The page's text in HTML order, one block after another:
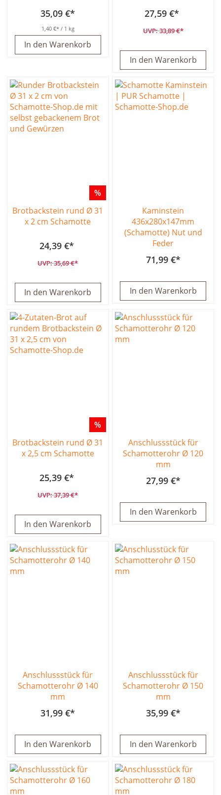
35,09 €
1,40 € / 1 kg
In den Warenkorb
27,59 €
33,89 €
In den Warenkorb
%
Brotbackstein rund Ø 31
x 2 cm Schamotte
24,39 €
35,69 €
In den Warenkorb
Kaminstein
436x280x147mm
(Schamotte) Nut und
Feder
71,99 €
In den Warenkorb
%
Brotbackstein rund Ø 31
x 2,5 cm Schamotte
25,39 €
37,39 €
In den Warenkorb
Anschlussstück für
Schamotterohr Ø 120
mm
27,99 €
In den Warenkorb
Anschlussstück für
Schamotterohr Ø 140
mm
31,99 €
In den Warenkorb
Anschlussstück für
Schamotterohr Ø 150
mm
35,99 €
In den Warenkorb